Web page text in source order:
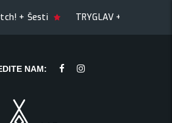
+ Šesti
TRYGLAV + Kresnik +
NAM: